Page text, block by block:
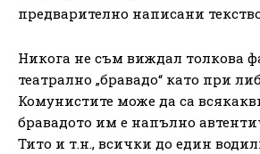
предварително написани
Никога не съм виждал толкова
театрално „бравадо“ като при
Комунистите може да са
бравадото им е напълно
Тито и т.н., всички до един